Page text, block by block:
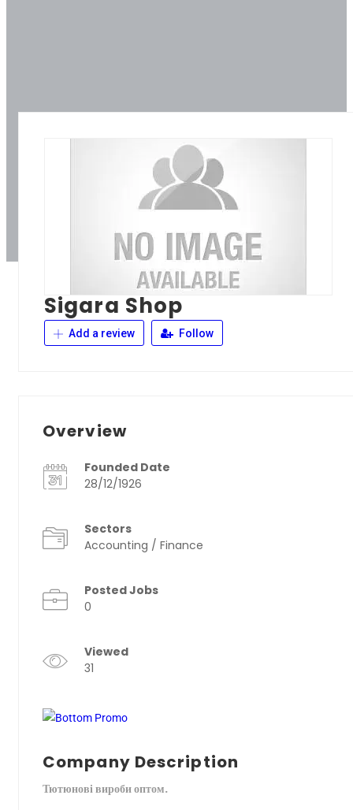
Sigara Shop
Add a review Follow
Overview
Founded Date
28/12/1926
Sectors
Accounting / Finance
Posted Jobs
0
Viewed
31
Company Description
Тютюнові вироби оптом.